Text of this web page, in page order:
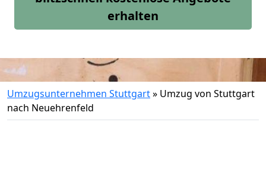
erhalten
Umzugsunternehmen Stuttgart» Umzug von Stuttgart
nach Neuehrenfeld